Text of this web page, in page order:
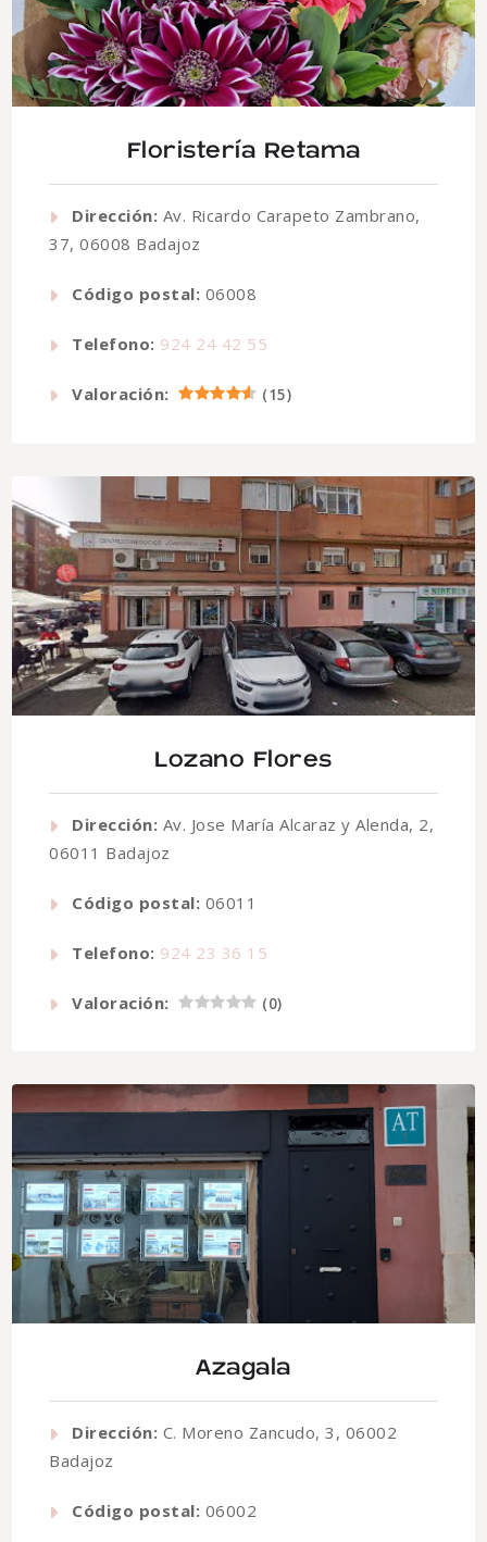
Floristería Retama
Dirección: Av. Ricardo Carapeto Zambrano,
37, 06008 Badajoz
Código postal: 06008
Telefono: 924 24 42 55
Valoración: (15)
Lozano Flores
Dirección: Av. Jose María Alcaraz y Alenda, 2,
06011 Badajoz
Código postal: 06011
Telefono: 924 23 36 15
Valoración: (0)
Azagala
Dirección: C. Moreno Zancudo, 3, 06002
Badajoz
Código postal: 06002